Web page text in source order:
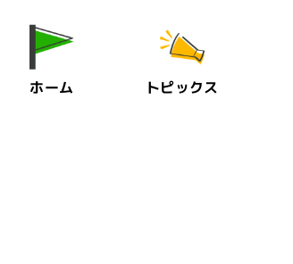
ホーム トピックス